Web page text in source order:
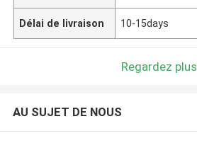
Délai de livraison 10-15days
Regardez plus
AU SUJET DE NOUS